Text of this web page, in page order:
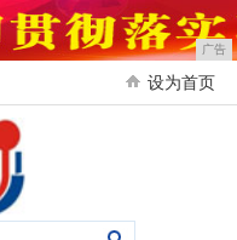
广告
设为首页